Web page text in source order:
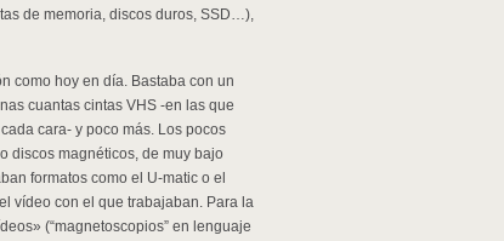
de memoria, discos duros, SSD…),
como hoy en día. Bastaba con un
cuantas cintas VHS -en las que
cara- y poco más. Los pocos
discos magnéticos, de muy bajo
formatos como el U-matic o el
vídeo con el que trabajaban. Para la
(“magnetoscopios” en lenguaje